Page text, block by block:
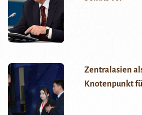
Zentralasien
Knotenpunkt